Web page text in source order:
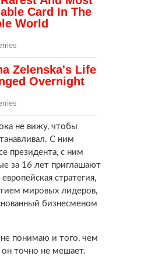
не вижу, чтобы
С ним
президента, с ним
за 16 лет приглашают
стратегия,
мировых лидеров,
бизнесменом
понимаю и того, чем
точно не мешает.